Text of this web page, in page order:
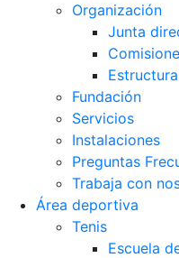
Organización
Junta
Fundación
Servicios
Instalaciones
Preguntas
Trabaja con
Área deportiva
Tenis
Escuela